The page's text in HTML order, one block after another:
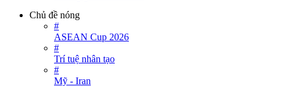
Chủ đề nóng
#
ASEAN Cup 2026
#
Trí tuệ nhân tạo
#
Mỹ - Iran